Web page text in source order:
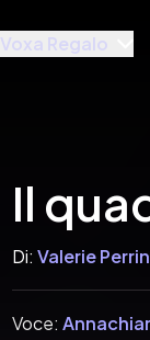
Voxa Regalo
Il
Di: Valerie Perrin
Voce: